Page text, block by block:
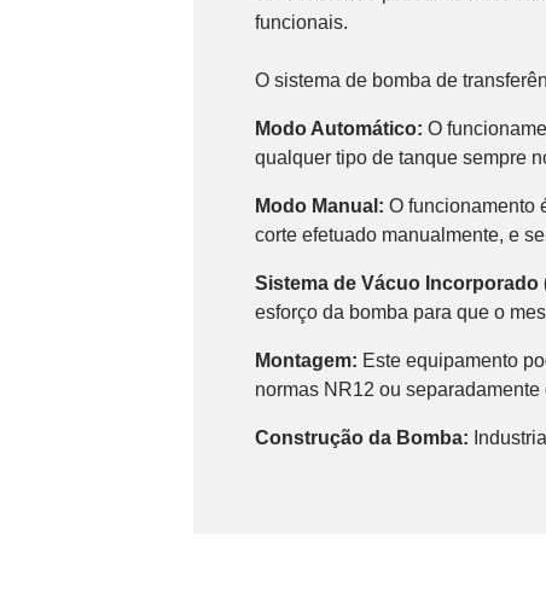
funcionais.
O sistema de bomba de
Modo Automático: O
qualquer tipo de tanque sempre
Modo Manual:O funcionamento
corte efetuado manualmente, e
Sistema de Vácuo Incorporado
esforço da bomba para que o
Montagem: Este equipamento
normas NR12 ou
Construção da Bomba: